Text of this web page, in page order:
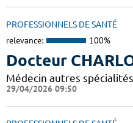
PROFESSIONNELS DE SANTÉ
relevance: 100%
Docteur
Médecin autres
29/04/2026 09:50